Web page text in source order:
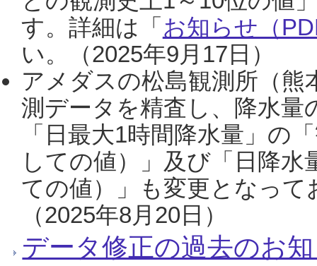
す。詳細は「 お知らせ（
い。（2025年9月17日）
アメダスの松島観測所（熊
測データを精査し、降水
「日最大1時間降水量」の
しての値）」及び「日降
ての値）」も変更となっ
（2025年8月20日）
データ修正の過去のお